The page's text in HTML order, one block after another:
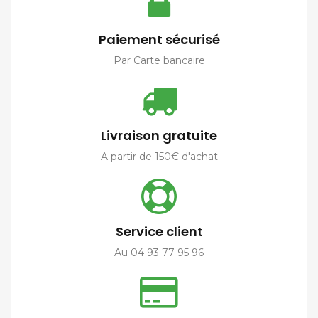
Paiement sécurisé
Par Carte bancaire
Livraison gratuite
A partir de 150€ d'achat
Service client
Au 04 93 77 95 96